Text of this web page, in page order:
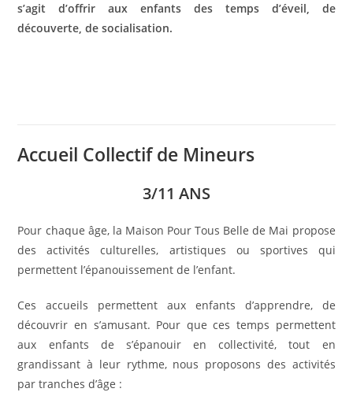
s’agit d’offrir aux enfants des temps d’éveil, de
découverte, de socialisation.
Accueil Collectif de Mineurs
3/11 ANS
Pour chaque âge, la Maison Pour Tous Belle de Mai propose
des activités culturelles, artistiques ou sportives qui
permettent l’épanouissement de l’enfant.
Ces accueils permettent aux enfants d’apprendre, de
découvrir en s’amusant. Pour que ces temps permettent
aux enfants de s’épanouir en collectivité, tout en
grandissant à leur rythme, nous proposons des activités
par tranches d’âge :